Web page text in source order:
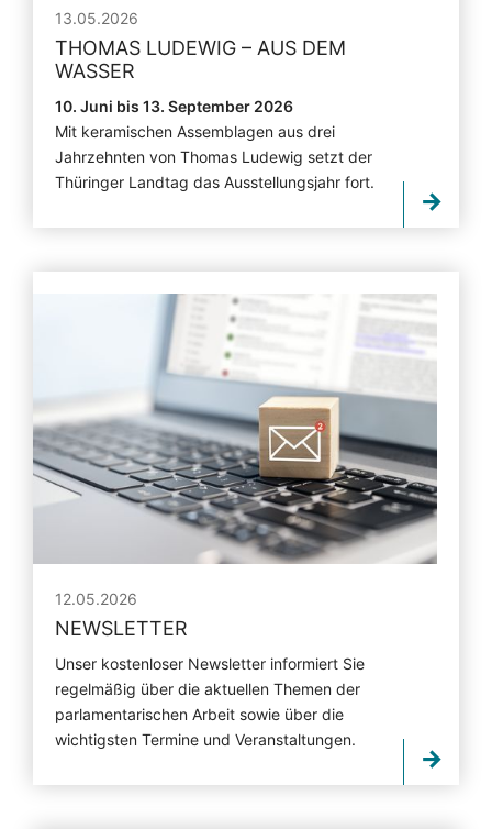
13.05.2026
THOMAS LUDEWIG – AUS DEM
WASSER
10. Juni bis 13. September 2026
Mit keramischen Assemblagen aus drei
Jahrzehnten von Thomas Ludewig setzt der
Thüringer Landtag das Ausstellungsjahr fort.
12.05.2026
NEWSLETTER
Unser kostenloser Newsletter informiert Sie
regelmäßig über die aktuellen Themen der
parlamentarischen Arbeit sowie über die
wichtigsten Termine und Veranstaltungen.